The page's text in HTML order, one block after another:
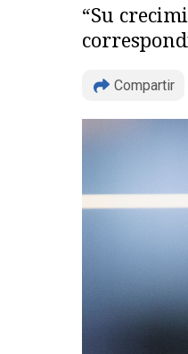
“Su
Compartir